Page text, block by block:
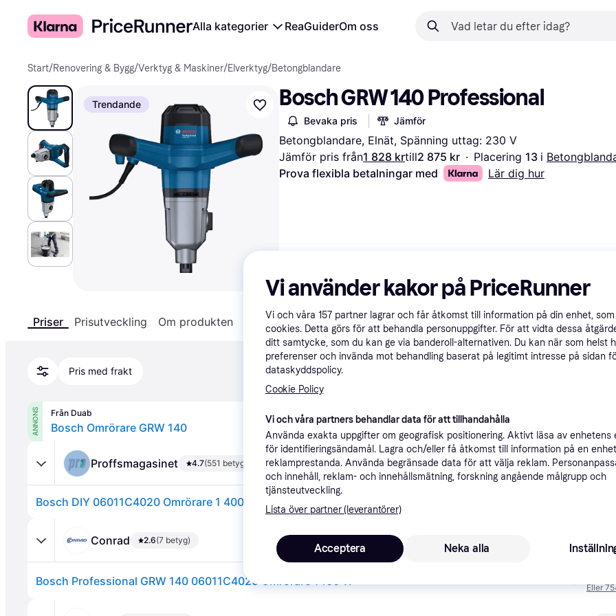
Alla kategorier ReaGuiderOm oss
Start/Renovering & Bygg/Verktyg & Maskiner/Elverktyg/Betongblandare
Trendande Bosch GRW 140 Professional
Bevaka pris Jämför
Betongblandare, Elnät, Spänning uttag: 230 V
Jämför pris från1 828 krtill2 875 kr · Placering 13 i
Prova flexibla betalningar med
Lär dig hur
Priser Prisutveckling Om produkten Specifikationer
Pris med frakt
ANNONS Från Duab
Bosch Omrörare GRW 140 89 kr frakt
Proffsmagasinet 4.7(551 betyg)
Bosch DIY 06011C4020 Omrörare 1 400 W
Conrad 2.6(7 betyg)
Bosch Professional GRW 140 06011C4020 Omrörare 1400 W Eller
Vi använder kakor på PriceRunner
Vi och våra 157 partner lagrar och får åtkomst till information på din enhet,
cookies. Detta görs för att behandla personuppgifter. För att vidta dessa
ditt samtycke, som du kan ge via banderoll-alternativen. Du kan när som helst
preferenser och invända mot behandling baserat på legitimt intresse på sidan
dataskyddspolicy.
Cookie Policy
Vi och våra partners behandlar data för att tillhandahålla
Använda exakta uppgifter om geografisk positionering. Aktivt läsa av enhetens
för identifieringsändamål. Lagra och/eller få åtkomst till information på en
reklamprestanda. Använda begränsade data för att välja reklam.
och innehåll, reklam- och innehållsmätning, forskning angående målgrupp och
tjänsteutveckling.
Lista över partner (leverantörer)
Neka alla
Acceptera